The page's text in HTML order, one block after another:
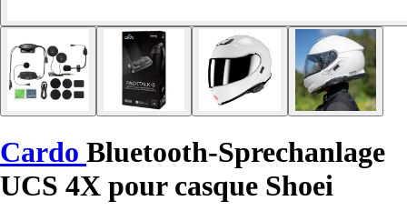
Cardo Bluetooth-Sprechanlage
UCS 4X pour casque Shoei